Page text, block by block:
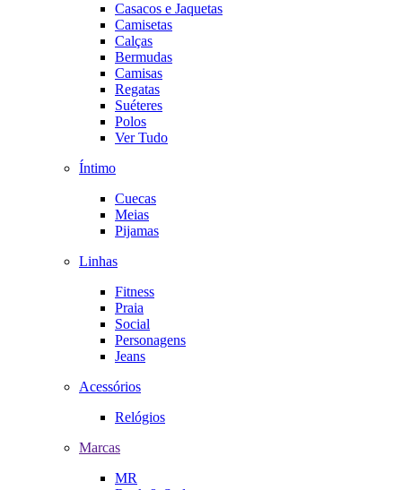
Casacos e Jaquetas
Camisetas
Calças
Bermudas
Camisas
Regatas
Suéteres
Polos
Ver Tudo
Íntimo
Cuecas
Meias
Pijamas
Linhas
Fitness
Praia
Social
Personagens
Jeans
Acessórios
Relógios
Marcas
MR